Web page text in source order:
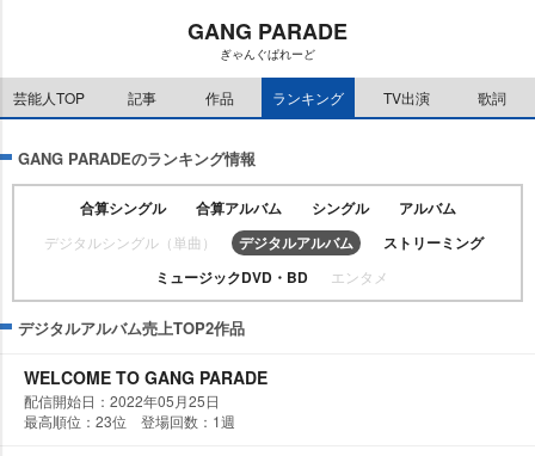
t
GANG PARADE
ぎゃんぐぱれーど
芸能人TOP 記事 作品 ランキング TV出演 歌詞
GANG PARADEのランキング情報
合算シングル 合算アルバム シングル アルバム
デジタルシングル（単曲） デジタルアルバム
ストリーミング
ミュージックDVD・BD
エンタメ
デジタルアルバム売上TOP2作品
WELCOME TO GANG PARADE
配信開始日：2022年05月25日
最高順位：23位 登場回数：1週